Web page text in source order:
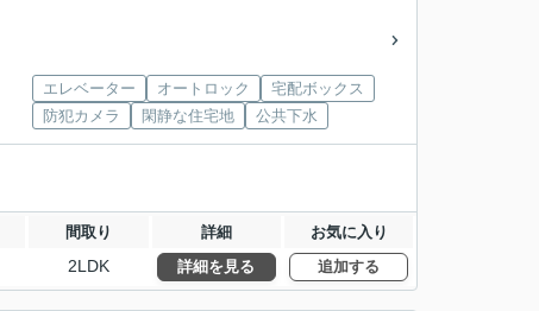
エレベーター オートロック
宅配ボックス
防犯カメラ
閑静な住宅地 公共下水
間取り 詳細 お気に入り
2LDK 詳細を見る 追加する